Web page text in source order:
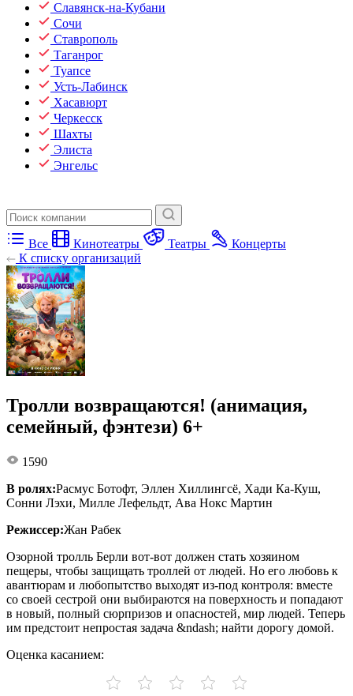
Славянск-на-Кубани
Сочи
Ставрополь
Таганрог
Туапсе
Усть-Лабинск
Хасавюрт
Черкесск
Шахты
Элиста
Энгельс
Все Кинотеатры Театры
Концерты
К списку организаций
Тролли возвращаются! (анимация,
семейный, фэнтези) 6+
1590
В ролях:Расмус Ботофт, Эллен Хиллингсё, Хади Ка-Куш,
Сонни Лэхи, Милле Лефельдт, Ава Нокс Мартин
Режиссер:Жан Рабек
Озорной тролль Берли вот-вот должен стать хозяином
пещеры, чтобы защищать троллей от людей. Но его любовь к
авантюрам и любопытство выходят из-под контроля: вместе
со своей сестрой они выбираются на поверхность и попадают
в новый, полный сюрпризов и опасностей, мир людей. Теперь
им предстоит непростая задача &ndash; найти дорогу домой.
Оценка касанием: